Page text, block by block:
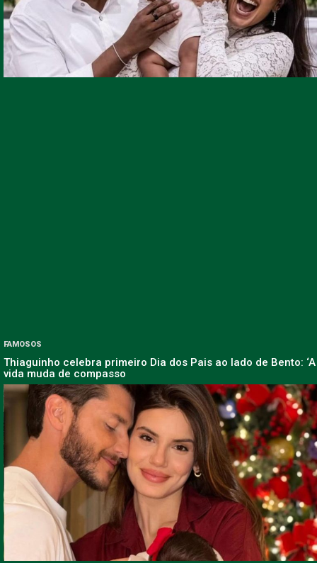
FAMOSOS
Thiaguinho celebra primeiro Dia dos Pais ao lado de Bento: ‘A
vida muda de compasso